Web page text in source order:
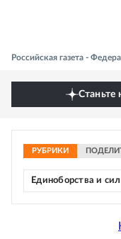
Российская газета -
Станьте
РУБРИКИ
Единоборства и